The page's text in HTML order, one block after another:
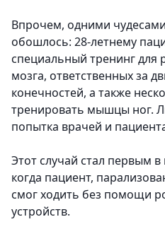
Впрочем, одними
обошлось: 28-летнему
специальный тренинг для
мозга, ответственных за
конечностей, а также
тренировать мышцы ног.
попытка врачей и
Этот случай стал первым
когда пациент,
смог ходить без помощи
устройств.